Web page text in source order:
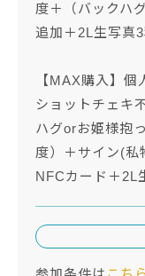
度＋（バックハ
追加＋2L生写真
【MAX購入】
ショットチェキ
ハグorお姫様抱
度）＋サイン(私
NFCカード＋2L